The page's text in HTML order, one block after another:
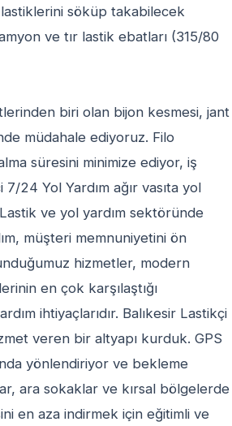
lastiklerini söküp takabilecek
ve tır lastik ebatları (315/80
biri olan bijon kesmesi, jant
müdahale ediyoruz. Filo
süresini minimize ediyor, iş
7/24 Yol Yardım ağır vasıta yol
ve yol yardım sektöründe
müşteri memnuniyetini ön
hizmetler, modern
en çok karşılaştığı
ihtiyaçlarıdır. Balıkesir Lastikçi
veren bir altyapı kurduk. GPS
yönlendiriyor ve bekleme
ara sokaklar ve kırsal bölgelerde
en aza indirmek için eğitimli ve